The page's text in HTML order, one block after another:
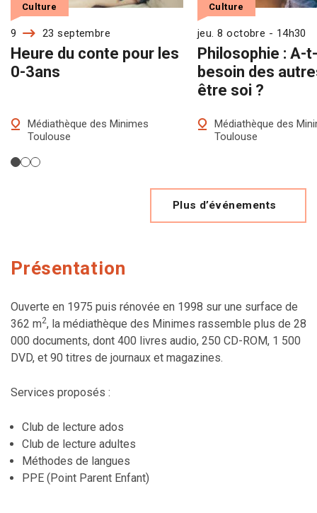
Heure du conte pour les
0-3ans
Culture
9 23 septembre
Médiathèque des Minimes
Toulouse
Philosophie : A-
besoin des
être soi ?
Culture
jeu. 8 octobre - 14h30
Médiathèque des
Toulouse
Plus d’événements
Présentation
Ouverte en 1975 puis rénovée en 1998 sur une surface de
362 m2, la médiathèque des Minimes rassemble plus de 28
000 documents, dont 400 livres audio, 250 CD-ROM, 1 500
DVD, et 90 titres de journaux et magazines.
Services proposés :
Club de lecture ados
Club de lecture adultes
Méthodes de langues
PPE (Point Parent Enfant)